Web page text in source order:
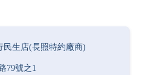
民生店(長照特約廠商)
79號之1